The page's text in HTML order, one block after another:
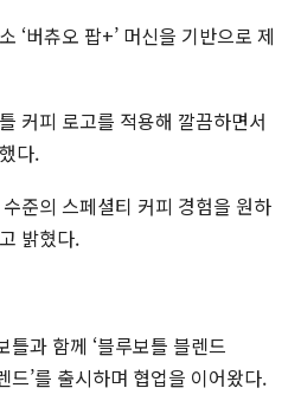
‘버츄오 팝+’ 머신을 기반으로 제
커피 로고를 적용해 깔끔하면서
다.
준의 스페셜티 커피 경험을 원하
밝혔다.
과 함께 ‘블루보틀 블렌드
드’를 출시하며 협업을 이어왔다.